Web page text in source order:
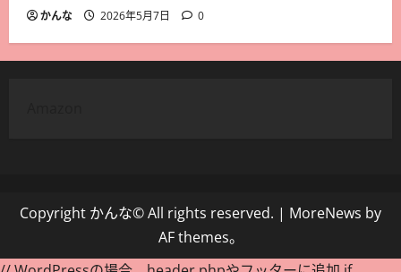
かんな 2026年5月7日 0
Copyright かんな© All rights reserved. | MoreNews by
AF themes。